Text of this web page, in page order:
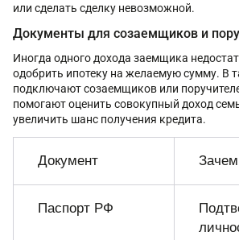
или сделать сделку невозможной.
Документы для созаемщиков и
Иногда одного дохода заемщика
одобрить ипотеку на желаемую сумму. В
подключают созаемщиков или
помогают оценить совокупный доход
увеличить шанс получения кредита.
Документ
Паспорт РФ